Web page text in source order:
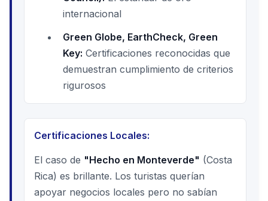
internacional
Green Globe, EarthCheck, Green
Key: Certificaciones reconocidas que
demuestran cumplimiento de criterios
rigurosos
Certificaciones Locales:
El caso de "Hecho en Monteverde" (Costa
Rica) es brillante. Los turistas querían
apoyar negocios locales pero no sabían